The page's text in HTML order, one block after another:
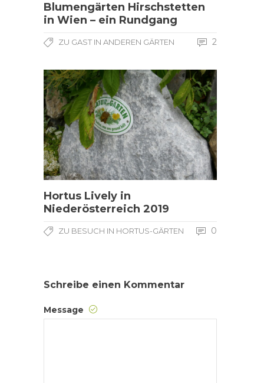
Blumengärten Hirschstetten
in Wien – ein Rundgang
ZU GAST IN ANDEREN GÄRTEN 2
Hortus Lively in
Niederösterreich 2019
ZU BESUCH IN HORTUS-GÄRTEN 0
Schreibe einen Kommentar
Message